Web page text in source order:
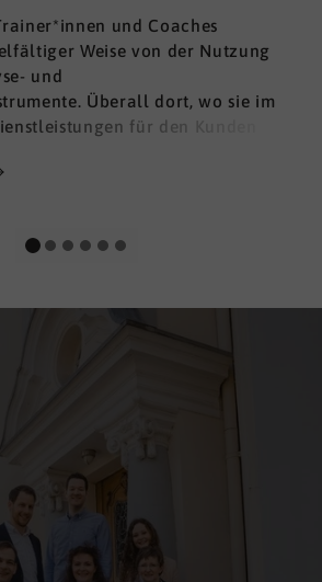
und Coaches
Weise von der Nutzung
und
Überall dort, wo sie im
für den Kunden
finden sie in DNLA den